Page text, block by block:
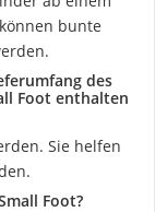
bunte
des
Foot enthalten
Sie helfen
Foot?